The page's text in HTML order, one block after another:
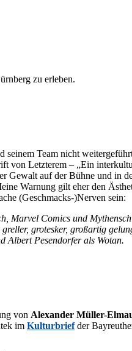
zu erleben.
sei­nem Team nicht
von Letz­te­rem – „Ein
Ge­walt auf der Büh­ne und in
War­nung gilt eher den
(Geschmacks-)Nerven sein:
Mar­vel Co­mics und
gro­tes­ker, groß­ar­tig
Al­bert Pe­sen­dor­fer als Wotan.
von Alex­an­der Mül­ler-
im Kul­tur­briefder